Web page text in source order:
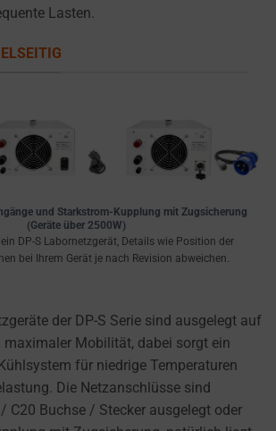
Lasten.
und Starkstrom-Kupplung mit Zugsicherung
(Geräte über 2500W)
DP-S Labornetzgerät, Details wie Position der
bei Ihrem Gerät je nach Revision abweichen.
der DP-S Serie sind ausgelegt auf
maximaler Mobilität, dabei sorgt ein
für niedrige Temperaturen
Die Netzanschlüsse sind
C20 Buchse / Stecker ausgelegt oder